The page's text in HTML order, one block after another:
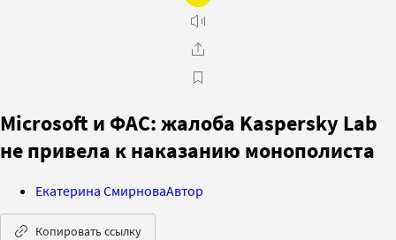
Microsoft и ФАС: жалоба Kaspersky Lab
не привела к наказанию монополиста
Екатерина СмирноваАвтор
Копировать ссылку